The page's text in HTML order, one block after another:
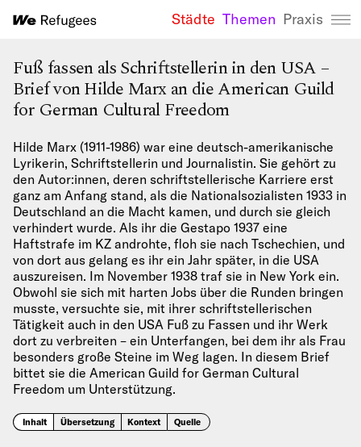
We Refugees
Städte Themen Praxis
Fuß fassen als Schriftstellerin in den USA –
Brief von Hilde Marx an die American Guild
for German Cultural Freedom
Hilde Marx (1911-1986) war eine deutsch-amerikanische
Lyrikerin, Schriftstellerin und Journalistin. Sie gehört zu
den Autor:innen, deren schriftstellerische Karriere erst
ganz am Anfang stand, als die Nationalsozialisten 1933 in
Deutschland an die Macht kamen, und durch sie gleich
verhindert wurde. Als ihr die Gestapo 1937 eine
Haftstrafe im KZ androhte, floh sie nach Tschechien, und
von dort aus gelang es ihr ein Jahr später, in die USA
auszureisen. Im November 1938 traf sie in New York ein.
Obwohl sie sich mit harten Jobs über die Runden bringen
musste, versuchte sie, mit ihrer schriftstellerischen
Tätigkeit auch in den USA Fuß zu Fassen und ihr Werk
dort zu verbreiten – ein Unterfangen, bei dem ihr als Frau
besonders große Steine im Weg lagen. In diesem Brief
bittet sie die American Guild for German Cultural
Freedom um Unterstützung.
Inhalt Übersetzung Kontext Quelle